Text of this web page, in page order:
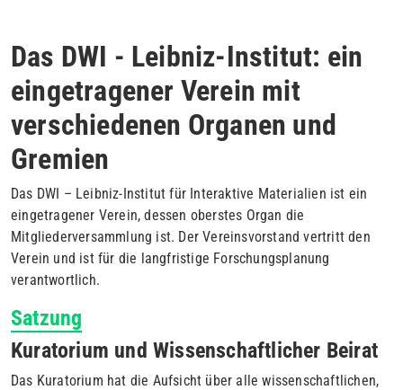
Das DWI - Leibniz-Institut: ein
eingetragener Verein mit
verschiedenen Organen und
Gremien
Das DWI – Leibniz-Institut für Interaktive Materialien ist ein
eingetragener Verein, dessen oberstes Organ die
Mitgliederversammlung ist. Der Vereinsvorstand vertritt den
Verein und ist für die langfristige Forschungsplanung
verantwortlich.
Satzung
Kuratorium und Wissenschaftlicher Beirat
Das Kuratorium hat die Aufsicht über alle wissenschaftlichen,